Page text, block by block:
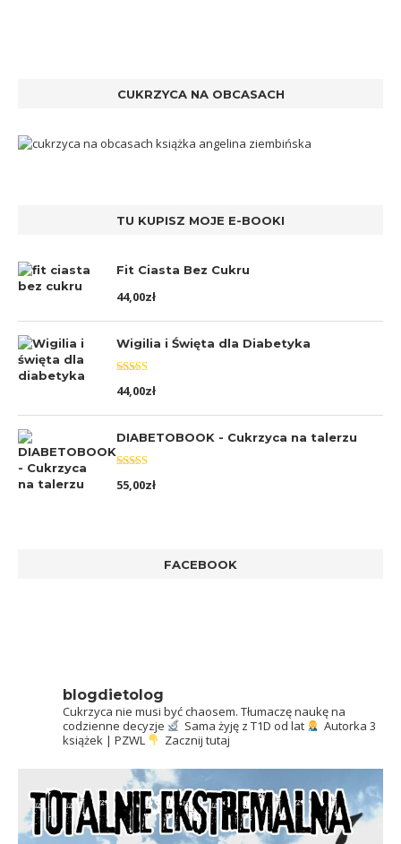
CUKRZYCA NA OBCASACH
TU KUPISZ MOJE E-BOOKI
Fit Ciasta Bez Cukru
44,00zł
Wigilia i Święta dla Diabetyka
Oceniono
5.00na 5
44,00zł
DIABETOBOOK - Cukrzyca na talerzu
Oceniono
5.00na 5
55,00zł
FACEBOOK
blogdietolog
Cukrzyca nie musi być chaosem. Tłumaczę naukę na
codzienne decyzje
Sama żyję z T1D od lat
Autorka 3
książek | PZWL
Zacznij tutaj